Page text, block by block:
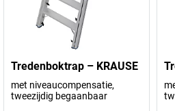
Tredenboktrap – KRAUSE
met niveaucompensatie,
tweezijdig begaanbaar